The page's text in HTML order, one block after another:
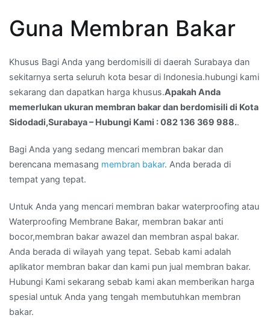
ukuran
membran
dan
berdomisili
di
Kota
Sidodadi,Surabaya
082
136
369
988.
Guna Membran Bakar
Khusus Bagi Anda yang berdomisili di daerah Surabaya dan
sekitarnya serta seluruh kota besar di Indonesia.hubungi kami
sekarang dan dapatkan harga khusus.Apakah Anda
memerlukan ukuran membran bakar dan berdomisili di Kota
Sidodadi,Surabaya – Hubungi Kami : 082 136 369 988..
Bagi Anda yang sedang mencari membran bakar dan
berencana memasang membran bakar. Anda berada di
tempat yang tepat.
Untuk Anda yang mencari membran bakar waterproofing atau
Waterproofing Membrane Bakar, membran bakar anti
bocor,membran bakar awazel dan membran aspal bakar.
Anda berada di wilayah yang tepat. Sebab kami adalah
aplikator membran bakar dan kami pun jual membran bakar.
Hubungi Kami sekarang sebab kami akan memberikan harga
spesial untuk Anda yang tengah membutuhkan membran
bakar.